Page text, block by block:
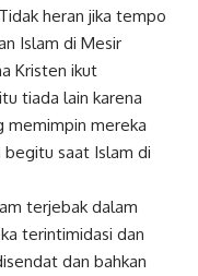
heran jika tempo
Islam di Mesir
Kristen ikut
tiada lain karena
memimpin mereka
begitu saat Islam di
terjebak dalam
terintimidasi dan
dan bahkan